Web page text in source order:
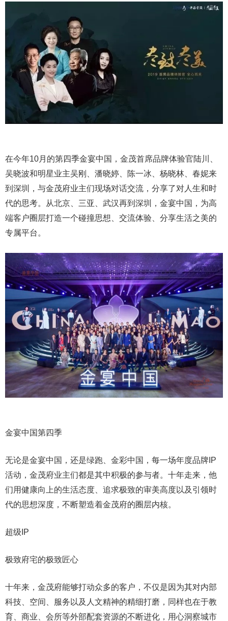
在今年10月的第四季金宴中国，金茂首席品牌体验官陆川、
吴晓波和明星业主吴刚、潘晓婷、陈一冰、杨晓林、春妮来
到深圳，与金茂府业主们现场对话交流，分享了对人生和时
代的思考。从北京、三亚、武汉再到深圳，金宴中国，为高
端客户圈层打造一个碰撞思想、交流体验、分享生活之美的
专属平台。
金宴中国第四季
无论是金宴中国，还是绿跑、金彩中国，每一场年度品牌IP
活动，金茂府业主们都是其中积极的参与者。十年走来，他
们用健康向上的生活态度、追求极致的审美高度以及引领时
代的思想深度，不断塑造着金茂府的圈层内核。
超级IP
极致府宅的极致匠心
十年来，金茂府能够打动众多的客户，不仅是因为其对内部
科技、空间、服务以及人文精神的精细打磨，同样也在于教
育、商业、会所等外部配套资源的不断进化，用心洞察城市